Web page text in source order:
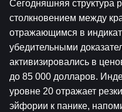
Сегодняшняя структура
столкновением между
отражающимся в
убедительными
активизировались в
до 85 000 долларов.
уровне 20 отражает
эйфории к панике,